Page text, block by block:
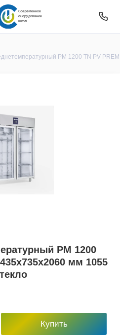
Современное
оборудование
школ
PM 1200 TN PV
PM 1200
мм 1055
Купить